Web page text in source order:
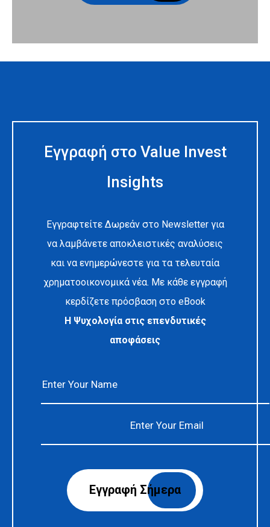
Εγγραφή στο Value Invest
Insights
Εγγραφτείτε Δωρεάν στο Newsletter για
να λαμβάνετε αποκλειστικές αναλύσεις
και να ενημερώνεστε για τα τελευταία
χρηματοοικονομικά νέα. Με κάθε εγγραφή
κερδίζετε πρόσβαση στο eBook
Η Ψυχολογία στις επενδυτικές
αποφάσεις